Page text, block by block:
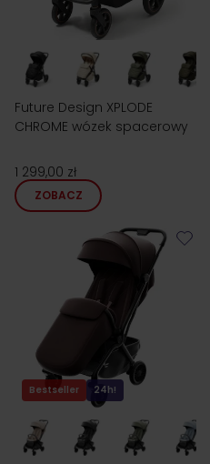
Future Design XPLODE
CHROME wózek spacerowy
1 299,00 zł
ZOBACZ
Bestseller 24h!